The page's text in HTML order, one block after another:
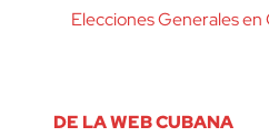
Elecciones Generales en
DE LA WEB CUBANA